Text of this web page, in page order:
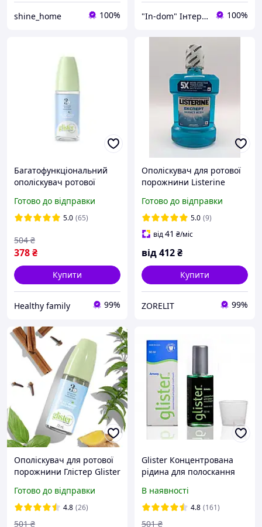
shine_home 100% "In-dom" Інтернет магазин товарів для дому у Інни 100%
Багатофункціональний
ополіскувач ротової
Готово до відправки
5.0 (65)
378₴
504 ₴
Купити
Healthy family 99%
Ополіскувач для ротової
порожнини Listerine
Готово до відправки
5.0 (9)
від41 ₴/міс
від412₴
Купити
ZORELIT 99%
Ополіскувач для ротової
порожнини Глістер Glister
глістер
Готово до відправки
4.8 (26)
501 ₴
Glister Концентрована
рідина для полоскання
В наявності
4.8 (161)
501 ₴